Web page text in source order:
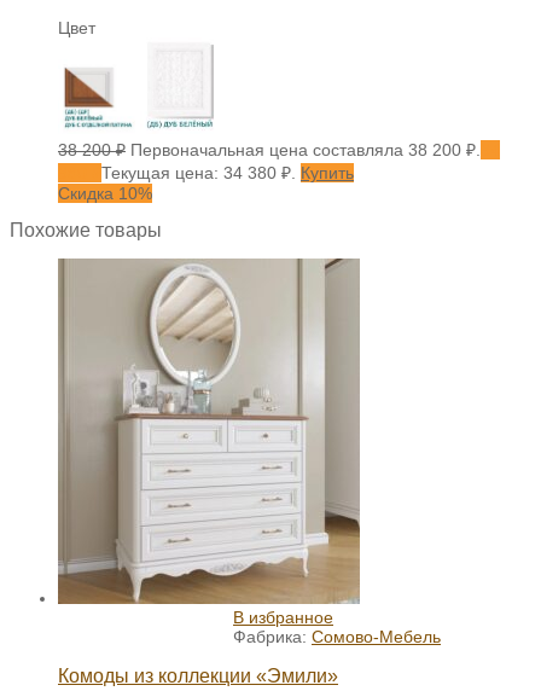
Цвет
38 200₽ Первоначальная цена составляла 38 200 ₽.
Текущая цена: 34 380 ₽. Купить
Скидка 10%
Похожие товары
В избранное
Фабрика: Сомово-Мебель
Комоды из коллекции «Эмили»